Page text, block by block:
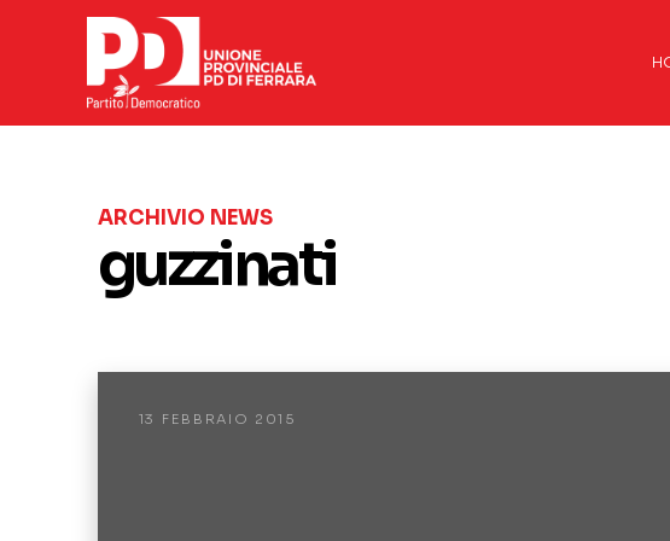
ARCHIVIO NEWS
guzzinati
13 FEBBRAIO 2015